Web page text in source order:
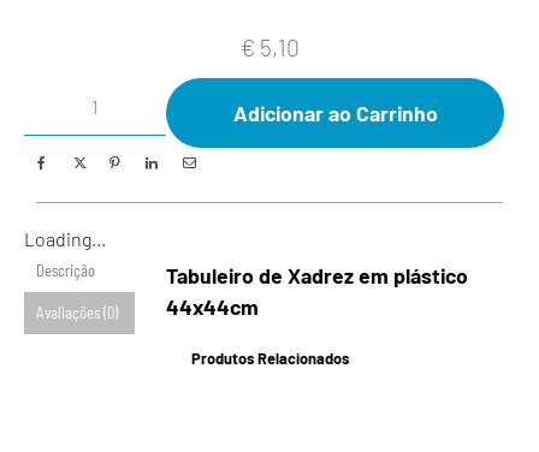
€ 5,10
Adicionar ao Carrinho
Loading...
Descrição
Avaliações (0)
Tabuleiro de Xadrez em plástico
44x44cm
Produtos Relacionados